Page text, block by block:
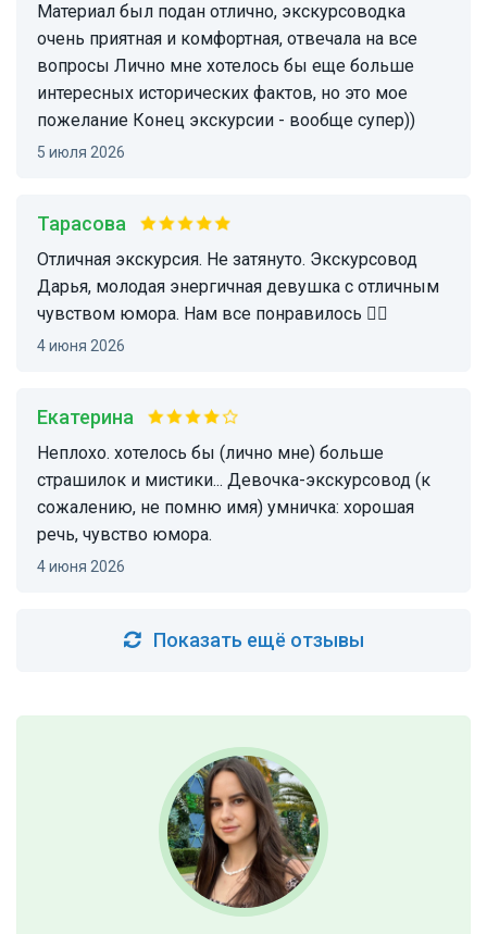
Материал был подан отлично, экскурсоводка
очень приятная и комфортная, отвечала на все
вопросы Лично мне хотелось бы еще больше
интересных исторических фактов, но это мое
пожелание Конец экскурсии - вообще супер))
5 июля 2026
Тарасова
Отличная экскурсия. Не затянуто. Экскурсовод
Дарья, молодая энергичная девушка с отличным
чувством юмора. Нам все понравилось 👍🏻
4 июня 2026
Екатерина
Неплохо. хотелось бы (лично мне) больше
страшилок и мистики... Девочка-экскурсовод (к
сожалению, не помню имя) умничка: хорошая
речь, чувство юмора.
4 июня 2026
Показать ещё отзывы